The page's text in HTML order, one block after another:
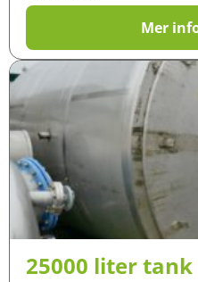
Mer
25000 liter